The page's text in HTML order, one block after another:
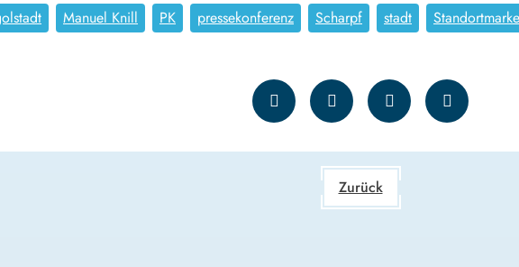
Manuel Knill PK pressekonferenz Scharpf stadt
Zurück